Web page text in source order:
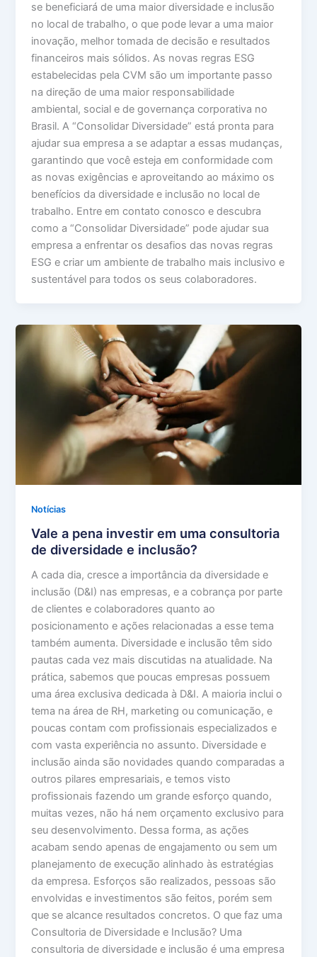
se beneficiará de uma maior diversidade e inclusão
no local de trabalho, o que pode levar a uma maior
inovação, melhor tomada de decisão e resultados
financeiros mais sólidos. As novas regras ESG
estabelecidas pela CVM são um importante passo
na direção de uma maior responsabilidade
ambiental, social e de governança corporativa no
Brasil. A “Consolidar Diversidade” está pronta para
ajudar sua empresa a se adaptar a essas mudanças,
garantindo que você esteja em conformidade com
as novas exigências e aproveitando ao máximo os
benefícios da diversidade e inclusão no local de
trabalho. Entre em contato conosco e descubra
como a “Consolidar Diversidade” pode ajudar sua
empresa a enfrentar os desafios das novas regras
ESG e criar um ambiente de trabalho mais inclusivo e
sustentável para todos os seus colaboradores.
Notícias
Vale a pena investir em uma consultoria
de diversidade e inclusão?
A cada dia, cresce a importância da diversidade e
inclusão (D&I) nas empresas, e a cobrança por parte
de clientes e colaboradores quanto ao
posicionamento e ações relacionadas a esse tema
também aumenta. Diversidade e inclusão têm sido
pautas cada vez mais discutidas na atualidade. Na
prática, sabemos que poucas empresas possuem
uma área exclusiva dedicada à D&I. A maioria inclui o
tema na área de RH, marketing ou comunicação, e
poucas contam com profissionais especializados e
com vasta experiência no assunto. Diversidade e
inclusão ainda são novidades quando comparadas a
outros pilares empresariais, e temos visto
profissionais fazendo um grande esforço quando,
muitas vezes, não há nem orçamento exclusivo para
seu desenvolvimento. Dessa forma, as ações
acabam sendo apenas de engajamento ou sem um
planejamento de execução alinhado às estratégias
da empresa. Esforços são realizados, pessoas são
envolvidas e investimentos são feitos, porém sem
que se alcance resultados concretos. O que faz uma
Consultoria de Diversidade e Inclusão? Uma
consultoria de diversidade e inclusão é uma empresa